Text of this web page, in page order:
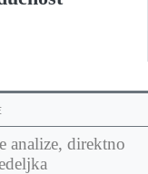
analize, direktno